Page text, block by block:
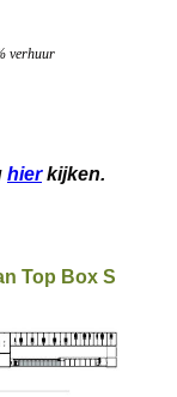
verhuur
hierkijken.
Top Box S